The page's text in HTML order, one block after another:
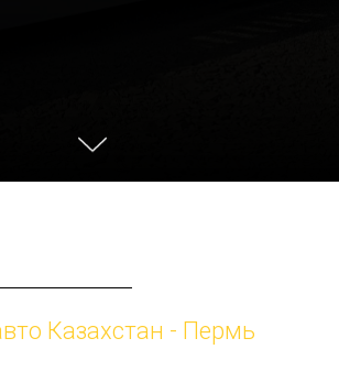
Казахстан - Пермь